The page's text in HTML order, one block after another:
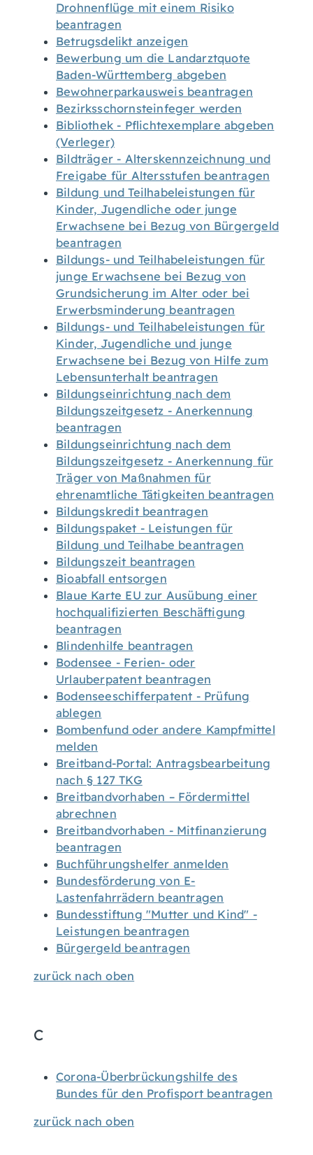
Drohnenflüge mit einem Risiko
beantragen
Betrugsdelikt anzeigen
Bewerbung um die Landarztquote
Baden-Württemberg abgeben
Bewohnerparkausweis beantragen
Bezirksschornsteinfeger werden
Bibliothek - Pflichtexemplare abgeben
(Verleger)
Bildträger - Alterskennzeichnung und
Freigabe für Altersstufen beantragen
Bildung und Teilhabeleistungen für
Kinder, Jugendliche oder junge
Erwachsene bei Bezug von Bürgergeld
beantragen
Bildungs- und Teilhabeleistungen für
junge Erwachsene bei Bezug von
Grundsicherung im Alter oder bei
Erwerbsminderung beantragen
Bildungs- und Teilhabeleistungen für
Kinder, Jugendliche und junge
Erwachsene bei Bezug von Hilfe zum
Lebensunterhalt beantragen
Bildungseinrichtung nach dem
Bildungszeitgesetz - Anerkennung
beantragen
Bildungseinrichtung nach dem
Bildungszeitgesetz - Anerkennung für
Träger von Maßnahmen für
ehrenamtliche Tätigkeiten beantragen
Bildungskredit beantragen
Bildungspaket - Leistungen für
Bildung und Teilhabe beantragen
Bildungszeit beantragen
Bioabfall entsorgen
Blaue Karte EU zur Ausübung einer
hochqualifizierten Beschäftigung
beantragen
Blindenhilfe beantragen
Bodensee - Ferien- oder
Urlauberpatent beantragen
Bodenseeschifferpatent - Prüfung
ablegen
Bombenfund oder andere Kampfmittel
melden
Breitband-Portal: Antragsbearbeitung
nach § 127 TKG
Breitbandvorhaben – Fördermittel
abrechnen
Breitbandvorhaben - Mitfinanzierung
beantragen
Buchführungshelfer anmelden
Bundesförderung von E-
Lastenfahrrädern beantragen
Bundesstiftung "Mutter und Kind" -
Leistungen beantragen
Bürgergeld beantragen
zurück nach oben
C
Corona-Überbrückungshilfe des
Bundes für den Profisport beantragen
zurück nach oben